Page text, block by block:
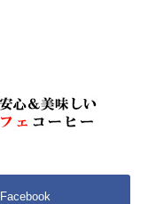
Facebook